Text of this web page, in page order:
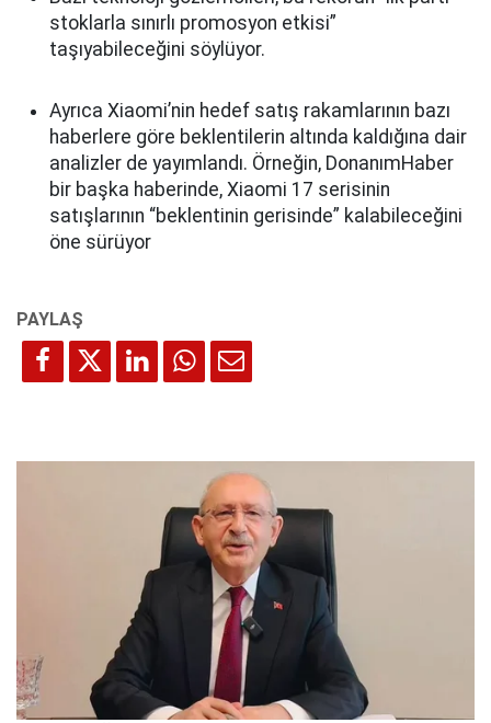
stoklarla sınırlı promosyon etkisi”
taşıyabileceğini söylüyor.
Ayrıca Xiaomi’nin hedef satış rakamlarının bazı
haberlere göre beklentilerin altında kaldığına dair
analizler de yayımlandı. Örneğin, DonanımHaber
bir başka haberinde, Xiaomi 17 serisinin
satışlarının “beklentinin gerisinde” kalabileceğini
öne sürüyor